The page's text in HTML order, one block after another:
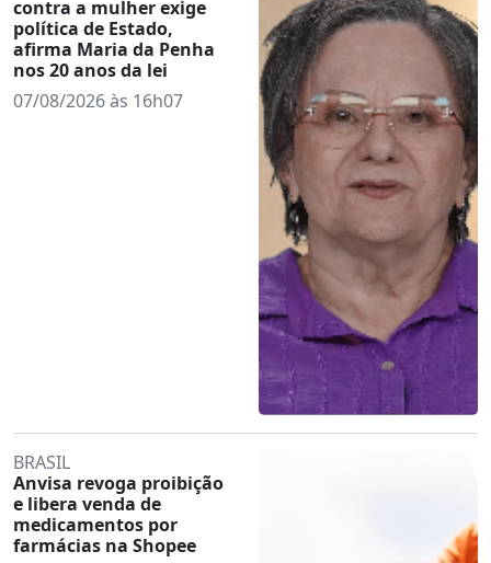
contra a mulher exige
política de Estado,
afirma Maria da Penha
nos 20 anos da lei
07/08/2026 às 16h07
BRASIL
Anvisa revoga proibição
e libera venda de
medicamentos por
farmácias na Shopee